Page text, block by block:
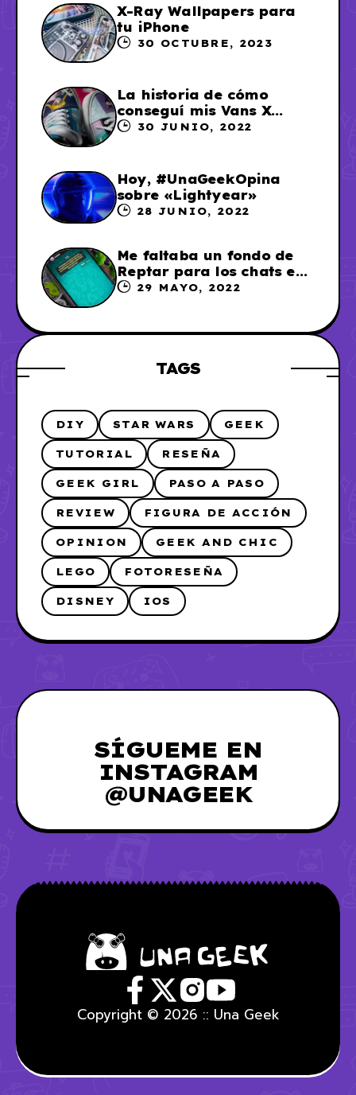
X-Ray Wallpapers para
tu iPhone
30 OCTUBRE, 2023
La historia de cómo
conseguí mis Vans X
Sailor Moon
30 JUNIO, 2022
Hoy, #UnaGeekOpina
sobre «Lightyear»
28 JUNIO, 2022
Me faltaba un fondo de
Reptar para los chats en
WhatsApp, así que me lo
29 MAYO, 2022
TAGS
DIY STAR WARS GEEK
TUTORIAL RESEÑA
GEEK GIRL PASO A PASO
REVIEW FIGURA DE ACCIÓN
OPINION GEEK AND CHIC
LEGO FOTORESEÑA
DISNEY IOS
SÍGUEME EN
INSTAGRAM
@UNAGEEK
Copyright © 2026 :: Una Geek